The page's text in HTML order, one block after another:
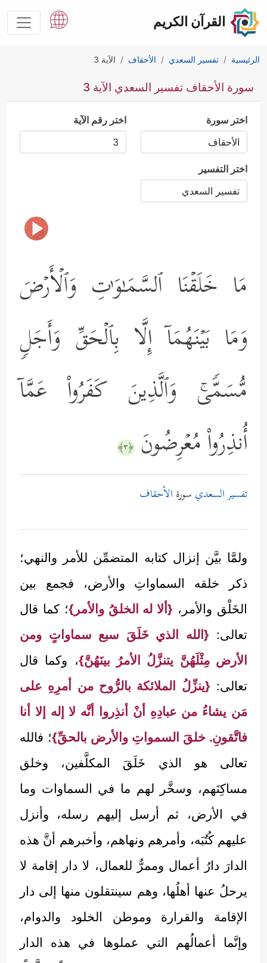
القرآن الكريم
الرئيسية تفسير السعدي الأحقاف الآية 3
سورة الأحقاف تفسير السعدي الآية 3
اختر سورة اختر رقم الآية
اختر التفسير
مَا خَلَقۡنَا ٱلسَّمَـٰوَ ٰ⁠تِ وَٱلۡأَرۡضَ
وَمَا بَیۡنَهُمَاۤ إِلَّا بِٱلۡحَقِّ وَأَجَلࣲ
مُّسَمࣰّىۚ وَٱلَّذِینَ كَفَرُواْ عَمَّاۤ
أُنذِرُواْ مُعۡرِضُونَ ﴿٣﴾
تفسير السعدي سورة الأحقاف
ولمَّا بيَّن إنزال كتابه المتضمِّن للأمر والنهي؛
ذكر خلقه السماواتِ والأرض، فجمع بين
الخَلْق والأمر، {ألا له الخلقُ والأمر}؛ كما قال
تعالى: {الله الذي خَلَقَ سبع سماواتٍ ومن
الأرض مِثْلَهُنَّ يتنزَّلُ الأمرُ بينَهُنَّ}، وكما قال
تعالى: {ينزِّلُ الملائكة بالرُّوح من أمرِهِ على
مَن يشاءُ من عبادِهِ أنْ أنذِروا أنَّه لا إله إلا أنا
فاتَّقونِ. خلقَ السمواتِ والأرض بالحقِّ}؛ فالله
تعالى هو الذي خَلَقَ المكلَّفين، وخلق
مساكِنَهم، وسخَّر لهم ما في السماوات وما
في الأرض، ثم أرسل إليهم رسله، وأنزل
عليهم كُتُبَه، وأمرهم ونهاهم، وأخبرهم أنَّ هذه
الدارَ دارُ أعمال وممرٌّ للعمال، لا دار إقامة لا
يرحلُ عنها أهلُها، وهم سينتقلون منها إلى دار
الإقامة والقرارة وموطن الخلود والدوام،
وإنَّما أعمالُهم التي عملوها في هذه الدار